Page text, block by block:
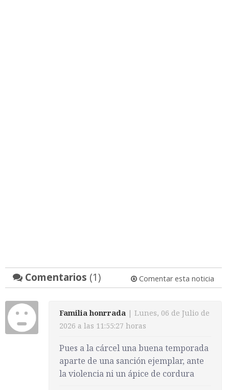
Comentarios (1) Comentar esta noticia
Familia honrrada | Lunes, 06 de Julio de
2026 a las 11:55:27 horas
Pues a la cárcel una buena temporada
aparte de una sanción ejemplar, ante
la violencia ni un ápice de cordura